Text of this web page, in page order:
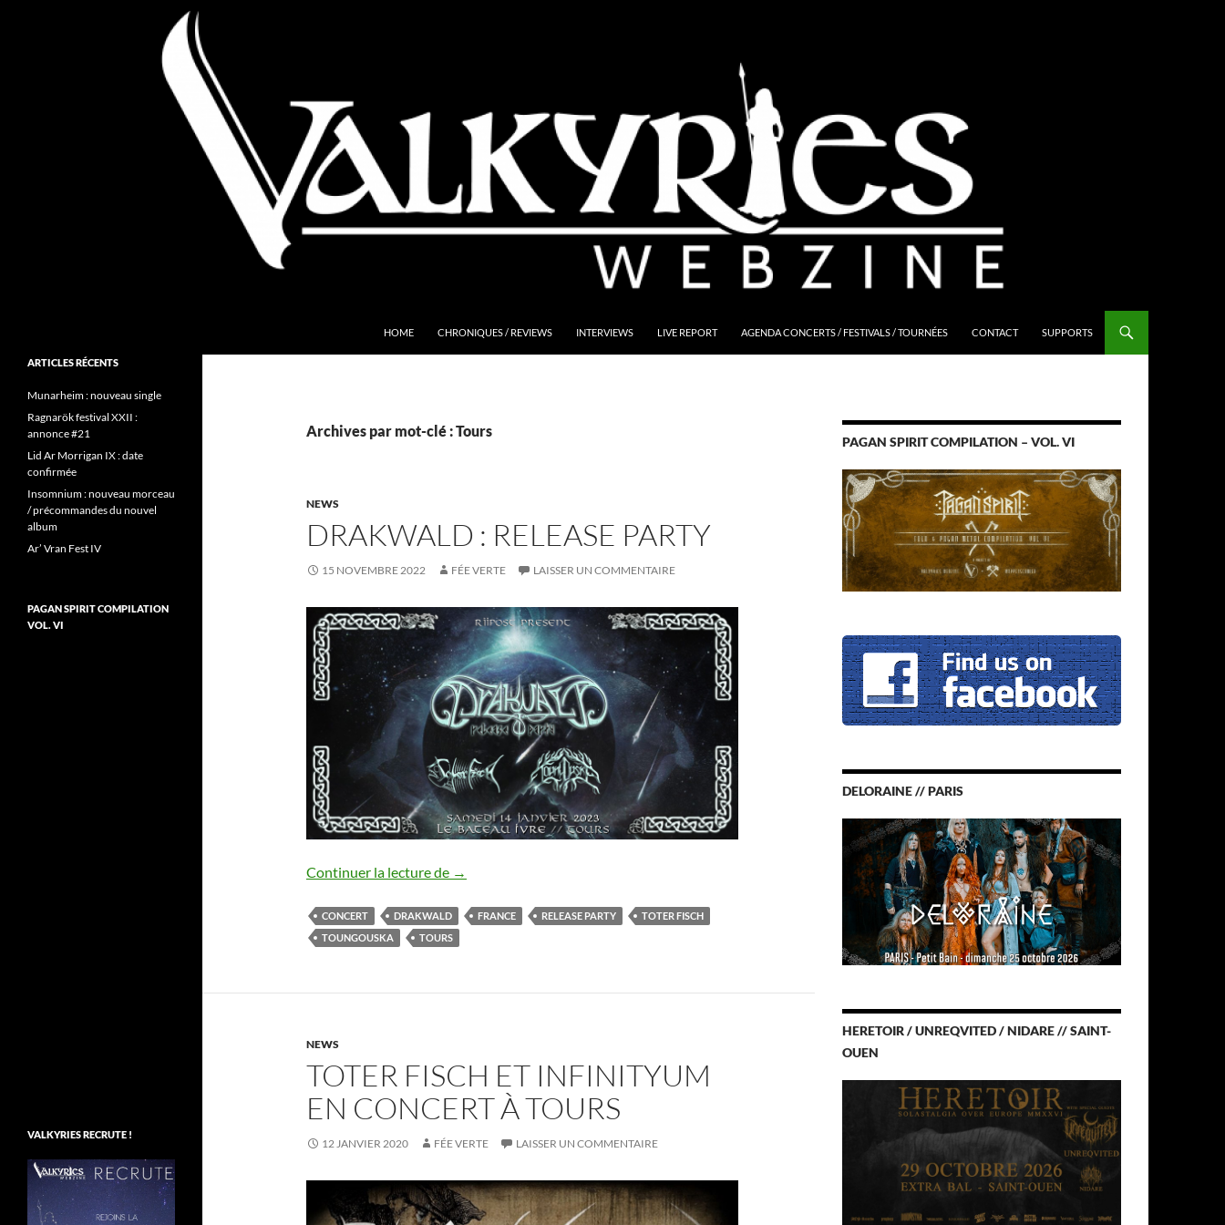
HOME CHRONIQUES / REVIEWS INTERVIEWS LIVE REPORT AGENDA CONCERTS / FESTIVALS / TOURNÉES CONTACT SUPPORTS
Archives par mot-clé : Tours
NEWS
DRAKWALD : RELEASE PARTY
15 NOVEMBRE 2022 FÉE VERTE LAISSER UN COMMENTAIRE
Continuer la lecture de Drakwald : release party
→
CONCERT DRAKWALD FRANCE RELEASE PARTY
TOTER FISCH
TOUNGOUSKA
TOURS
NEWS
TOTER FISCH ET INFINITYUM
EN CONCERT À TOURS
12 JANVIER 2020 FÉE VERTE LAISSER UN COMMENTAIRE
PAGAN SPIRIT COMPILATION – VOL. VI
DELORAINE // PARIS
HERETOIR / UNREQVITED / NIDARE // SAINT-
OUEN
Folk Pagan Webzine
ARTICLES RÉCENTS
Munarheim : nouveau single
Ragnarök festival XXII :
annonce #21
Lid Ar Morrigan IX : date
confirmée
Insomnium : nouveau morceau
/ précommandes du nouvel
album
Ar’ Vran Fest IV
PAGAN SPIRIT COMPILATION
VOL. VI
VALKYRIES RECRUTE !